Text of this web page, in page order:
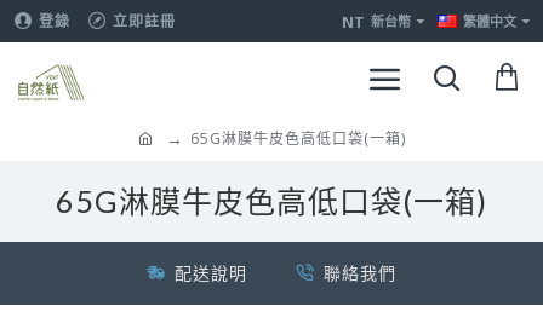
登錄 立即註冊 NT 新台幣 繁體中文
65G淋膜牛皮色高低口袋(一箱)
65G淋膜牛皮色高低口袋(一箱)
配送說明 聯絡我們